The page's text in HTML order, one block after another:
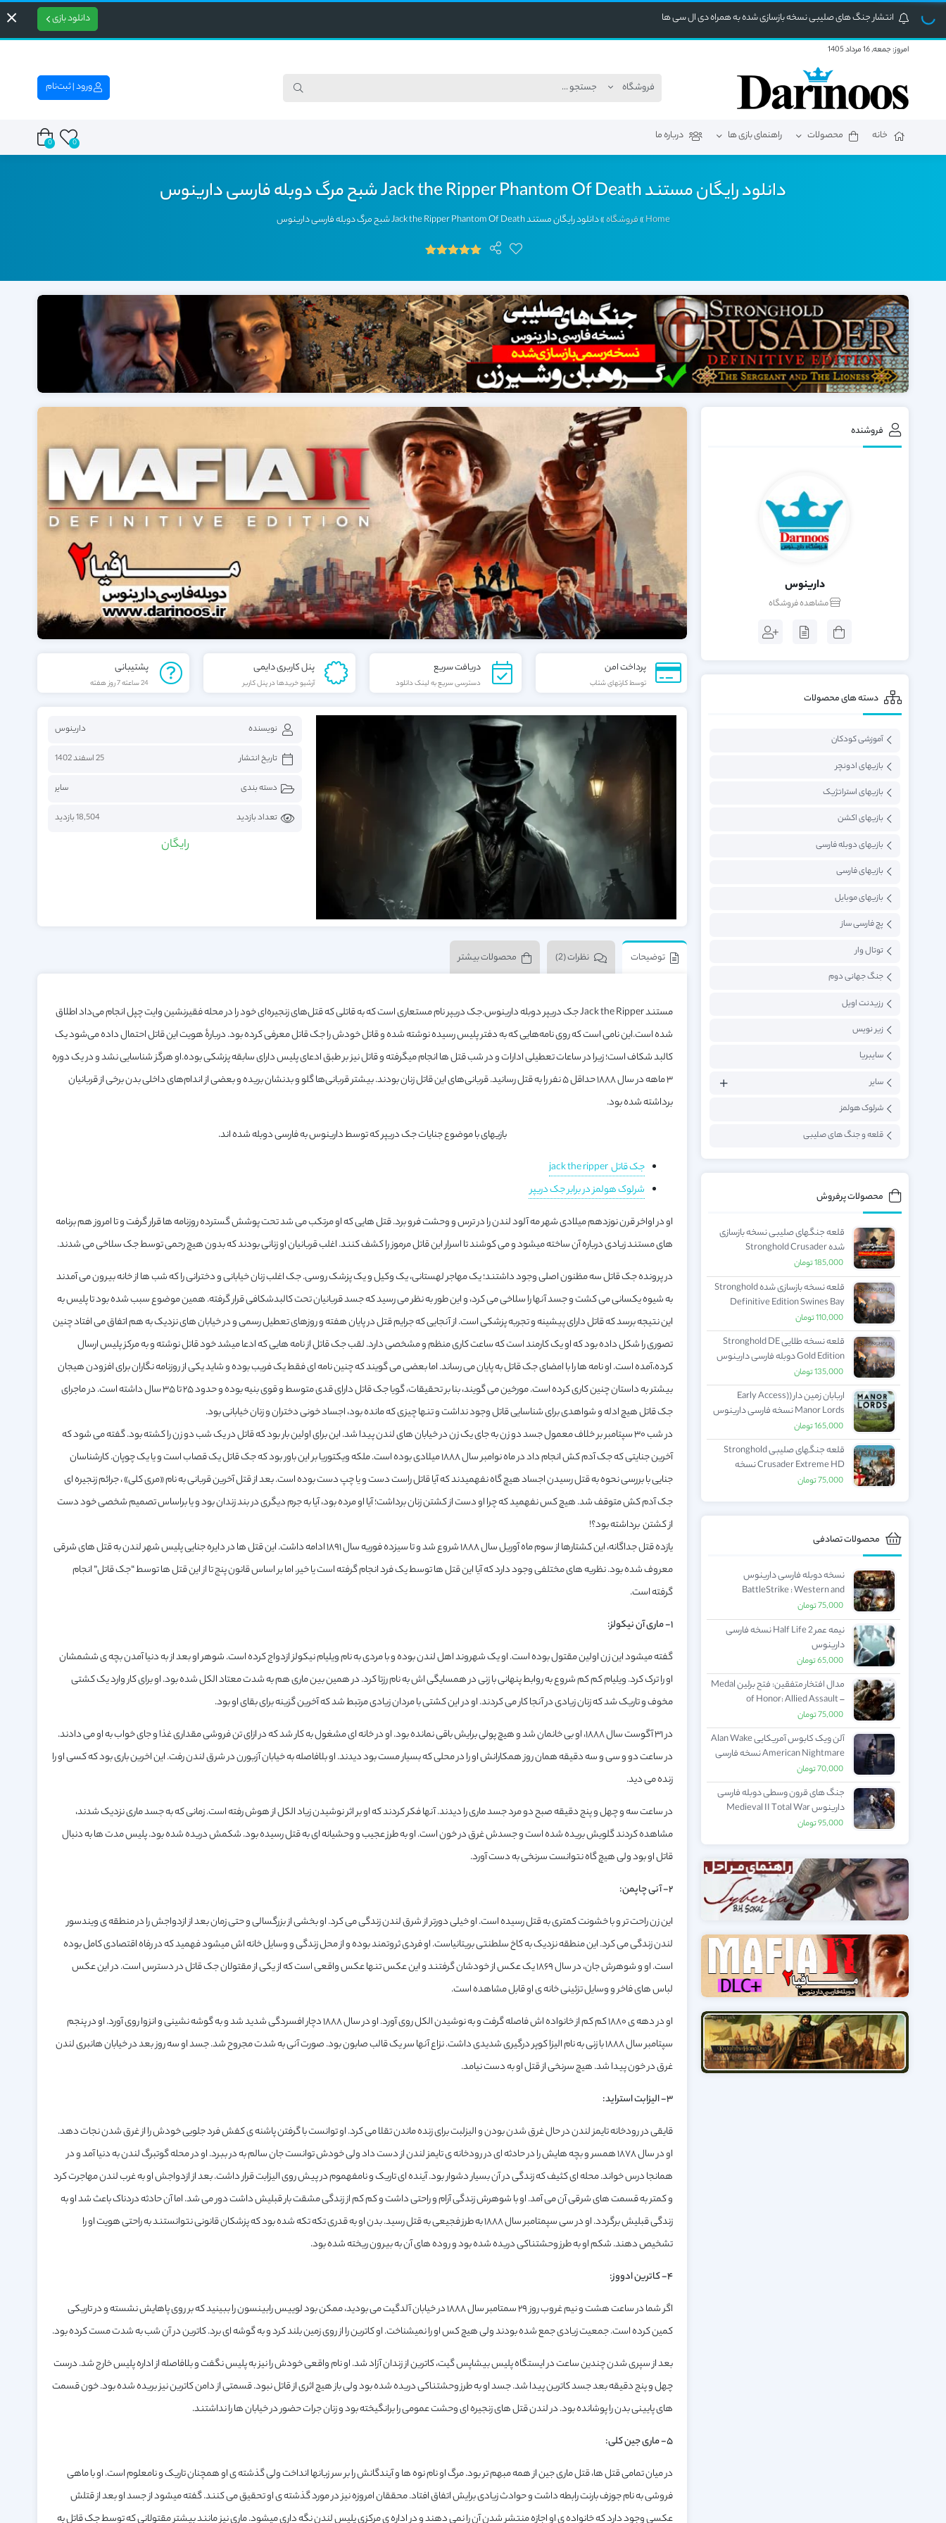
انتشار جنگ های صلیبی نسخه بازسازی شده به همراه دی ال سی ها دانلود بازی
امروز:جمعه, 16 مرداد 1405
ورود | ثبت‌نام
خانه محصولات راهنمای بازی ها درباره ما
0
0
دانلود رایگان مستند Jack the Ripper Phantom Of Death شبح مرگ دوبله فارسی دارینوس
Home
»فروشگاه»دانلود رایگان مستند Jack the Ripper Phantom Of Death شبح مرگ دوبله فارسی دارینوس
پرداخت امن
توسط کارتهای شتاب
دریافت سریع
دسترسی سریع به لینک دانلود
پنل کاربری دایمی
آرشیو خریدها در پنل کاربر
پشتیبانی
24 ساعته 7 روز هفته
نویسنده دارینوس
تاریخ انتشار 25 اسفند 1402
دسته بندی سایر
تعداد بازدید 18,504 بازدید
رایگان
توضیحات نظرات (2) محصولات بیشتر
مستند Jack the Ripper جک دریپر دوبله دارینوس.جک دریپر نام مستعاری است که به قاتلی که قتل‌های زنجیره‌ای خود را در محله فقیرنشین وایت چپل انجام می‌داد اطلاق
شده‌ است.این نامی است که روی نامه‌هایی که به دفتر پلیس رسیده نوشته شده و قاتل خودش را جک قاتل معرفی کرده بود. دربارهٔ هویت این قاتل احتمال داده می‌شود یک
کالبد شکاف است؛ زیرا در ساعات تعطیلی ادارات و در شب قتل ها انجام میگرفته و قاتل نیز بر طبق ادعای پلیس دارای سابقه پزشکی بوده.او هرگز شناسایی نشد و در یک دوره
۳ ماهه در سال ۱۸۸۸ حداقل ۵ نفر را به قتل رسانید. قربانی‌های این قاتل زنان بودند. بیشتر قربانی‌ها گلو و بدنشان بریده و بعضی از اندام‌های داخلی بدن برخی از قربانیان
برداشته شده بود.
بازیهای با موضوع جنایات جک دریپر که توسط دارینوس به فارسی دوبله شده اند.
جک قاتل jack the ripper
شرلوک هولمز در برابر جک دریپر
او در اواخر قرن نوزدهم میلادی شهر مه آلود لندن را در ترس و وحشت فرو برد. قتل هایی که او مرتکب می شد تحت پوشش گسترده روزنامه ها قرار گرفت و تا امروز هم برنامه
های مستند زیادی درباره آن ساخته میشود و می کوشند تا اسرار این قاتل مرموز را کشف کنند. اغلب قربانیان او زنانی بودند که بدون هیچ رحمی توسط جک سلاخی می شدند.
در پرونده جک قاتل سه مظنون اصلی وجود داشتند؛ یک مهاجر لهستانی، یک وکیل و یک پزشک روسی. جک اغلب زنان خیابانی و دخترانی را که شب ها از خانه بیرون می آمدند
به شیوه یکسانی می کشت و جسد آنها را سلاخی می کرد، و این طور به نظر می رسید که جسد قربانیان تحت کالبدشکافی قرار گرفته. همین موضوع سبب شده بود تا پلیس به
این نتیجه برسد که قاتل دارای پیشینه و تجربه پزشکی است. از آنجایی که جرایم قتل در پایان هفته و روزهای تعطیل رسمی و در خیابان های نزدیک به هم اتفاق می افتاد چنین
تصوری را شکل داده بود که او یک کارمند است که ساعت کاری منظم و مشخصی دارد‌. لقب جک قاتل از نامه هایی که ادعا میشد خود قاتل نوشته و به مرکز پلیس ارسال
کرده،آمده است. او نامه ها را با امضای جک قاتل به پایان می رساند. اما بعضی می گویند که چنین نامه ای فقط یک فریب بوده و شاید یکی از روزنامه نگاران برای افزودن هیجان
بیشتر به داستان چنین کاری کرده است. مورخین می گویند، بنا بر تحقیقات، گویا جک قاتل دارای قدی متوسط و قوی بنیه بوده و حدود ۲۵ تا ۳۵ سال داشته است. در ماجرای
جک قاتل هیچ ادله و شواهدی برای شناسایی قاتل وجود نداشت و تنها چیزی که مانده بود، اجساد خونی دختران و زنان خیابانی بود.
در شب ۳۰ سپتامبر بر خلاف معمول جسد دو زن به جای یک زن در خیابان های لندن پیدا شد. این برای اولین بار بود که قاتل در یک شب دو زن را کشته بود. گفته می شود که
آخرین جنایتی که جک آدم کش انجام داد در ماه نوامبر سال ۱۸۸۸ میلادی بوده است. ملکه ویکتوریا بر این باور بود که جک قاتل یک قصاب است و یا یک چوپان. کارشناسان
جنایی با بررسی نحوه به قتل رسیدن اجساد هیچ گاه نفهمیدند که آیا قاتل راست دست و یا چپ دست بوده است. بعد از قتل آخرین قربانی به نام «مری کلی» ، جرائم زنجیره ای
جک آدم کش متوقف شد. هیچ کس نفهمید که چرا او دست از کشتن زنان برداشت؛ آیا او مرده بود، آیا به جرم دیگری در بند زندان بود و یا براساس تصمیم شخصی خود دست
از کشتن برداشته بود؟!
یازده قتل جداگانه، این کشتارها از سوم ماه آوریل سال ۱۸۸۸ شروع شد و تا سیزده فوریه سال ۱۸۹۱ ادامه داشت. این قتل ها در دایره جنایی پلیس شهر لندن به قتل های شرقی
معروف شده بود. نظریه های مختلفی وجود دارد که آیا این قتل ها توسط یک فرد انجام گرفته است یا خیر. اما بر اساس قانون پنج تا از این قتل ها توسط “جک قاتل” انجام
گرفته است.
۱- ماری آن نیکولز:
گفته میشود این زن اولین مقتول بوده است. او یک شهروند اهل لندن بوده و با مردی به نام ویلیام نیکولز ازدواج کرده است. شوهر او بعد از به دنیا آمدن بچه ی ششمشان
او را ترک کرد. ویلیام کم کم شروع به روابط پنهانی با زنی در همسایگی اش به نام رزتا کرد. در همین بین ماری هم به شدت معتاد الکل شده بود. او برای کار وارد یک کشتی
مخوف و تاریک شد که زنان زیادی در آنجا کار می کردند. او در این کشتی با مردان زیادی مرتبط شد که آخرین گزینه برای بقای او بود.
در ۳۱ آگوست سال ۱۸۸۸، او بی خانمان شد و هیچ پولی برایش باقی نمانده بود. او در خانه ای مشغول به کار شد که در ازای تن فروشی مقداری غذا و جای خواب به او می دادند.
در ساعت دو و سی و سه دقیقه همان روز همکارانش او را در محلی که بسیار مست بود دیدند. او بلافاصله به خیابان آزبورن در شرق لندن رفت. این اخرین باری بود که کسی او را
زنده می دید.
در ساعت سه و چهل و پنج دقیقه صبح دو مرد جسد ماری را دیدند. آنها فکر کردند که او بر اثر نوشیدن زیاد الکل از هوش رفته است. زمانی که به جسد ماری نزدیک شدند،
مشاهده کردند گلویش بریده شده است و جسدش غرق در خون است. او به طرز عجیب و وحشیانه ای به قتل رسیده بود. شکمش دریده شده بود. پلیس مدت ها به دنبال
قاتل او بود ولی هیچ گاه نتوانست سرنخی به دست آورد.
۲- آنی چاپمن:
این زن راحت تر و با خشونت کمتری به قتل رسیده است. او خیلی دورتر از شرق لندن زندگی می کرد. او بخشی از بزرگسالی و حتی زمان بعد از ازدواجش را در منطقه ی ویندسور
لندن زندگی می کرد. این منطقه نزدیک به کاخ سلطنتی بریتانیاست. او فردی ثروتمند بوده و از محل زندگی و وسایل خانه اش میشود فهمید که در رفاه اقتصادی کامل بوده
است. او و شوهرش جان، در سال ۱۸۶۹ یک عکس از خودشان گرفتند و این عکس تنها عکس واقعی است که از یکی از مقتولان جک قاتل در دسترس است. در این عکس
لباس های فاخر و وسایل تزئینی خانه ی او قابل مشاهده است.
او در دهه ی ۱۸۸۰ کم کم از خانواده اش فاصله گرفت و به نوشیدن الکل روی آورد. او در سال ۱۸۸۸ دچار افسردگی شدید شد و به گوشه نشینی و انزوا روی آورد. او در پنجم
سپتامبر سال ۱۸۸۸ با زنی به نام الیزا کوپر درگیری شدیدی داشت. نزاع آنها سر یک قالب صابون بود. صورت آنی به شدت مجروح شد. جسد او سه روز بعد در خیابان هانبری لندن
غرق در خون پیدا شد. هیچ سرنخی از قتل او به دست نیامد.
۳- الیزابت استراید:
قایقی در رودخانه تایمز لندن در حال غرق شدن بودن و الیزلبت برای زنده ماندن تقلا می کرد. او توانست با گرفتن پاشنه ی کفش فرد جلویی خودش را از غرق شدن نجات دهد.
او در سال ۱۸۷۸ همسر و بچه هایش را در حادثه ای در رودخانه ی تایمز لندن از دست داد ولی خودش توانست جان سالم به در ببرد. او در محله گوتبرگ لندن به دنیا آمد و در
همانجا درس خواند. محله ای کثیف که زندگی در آن بسیار دشوار بود. آینده ای تاریک و نامفهموم در پیش روی الیزابت قرار داشت. بعد از ازدواجش او به غرب لندن مهاجرت کرد
و کمتر به قسمت های شرقی آن می آمد. او با شوهرش زندگی آرام و راحتی داشت و کم کم از زندگی مشقت بار قبلیش داشت دور می شد. اما آن حادثه دردناک باعث شد او به
زندگی قبلیش برگردد. او در سی سپمتامبر سال ۱۸۸۸ به طرز فجیعی به قتل رسید. بدن او به قدری تکه تکه شده بود که پزشکان قانونی نتوانستند به راحتی هویت او را
تشخیص دهند. شکم او به طرز وحشتناکی دریده شده بود و روده های آن به بیرون ریخته شده بود.
۴- کاترین ادووز:
اگر شما در ساعت هشت و نیم غروب روز ۲۹ سمتامبر سال ۱۸۸۸ در خیابان آلدگیت می بودید، ممکن بود لوییس رابینسون را ببینید که بر روی پاهایش نشسته و در تاریکی
کمین کرده است. جمعیت زیادی جمع شده بودند ولی هیچ کس او را نمیشناخت. او کاترین را از روی زمین بلند کرد و به گوشه ای برد. کاترین در آن شب به شدت مست کرده بود.
بعد از سپری شدن چندین ساعت در ایستگاه پلیس بیشاپس گیت، کاترین از زندان آزاد شد. او نام واقعی خودش را نیز به پلیس نگفت و بلافاصله از اداره پلیس خارج شد. درست
چهل و پنج دقیقه بعد جسد کاترین پیدا شد. جسد او به طرز وحشتناکی دریده شده بود ولی باز هیچ اثری از قاتل نبود. قسمتی از دامن کاترین نیز بریده شده بود. خون قسمت
های پایینی بدن را پوشانده بود. در لندن قتل های زنجیره ای وحشت عمومی را برانگیخته بود و زنان جرات حضور در خیابان ها را نداشتند.
۵- ماری جین کلی:
در میان تمامی قتل ها، قتل ماری جین از همه مبهم تر بود. مرگ او نام نوه ها و آیندگانش را بر سر زبانها انداخت ولی گذشته ی او همچنان تاریک و نامعلوم است. او با ماهی
فروشی به نام جوزف بارنت رابطه داشت و حوادث زیادی برایش اتفاق افتاد. محققان امروزه نیز در مورد گذشته ی او تحقیق می کنند. گفته میشود از جسد او بعد از قتلش
عکسی وجود دارد که خانواده ی او اجازه منتشر شدن آن را نمی دهند و در اداره ی مرکزی پلیس لندن نگه داری میشود. ماری نیز مانند بیشتر مقتولانی که توسط جک قاتل به
فروشنده
دارینوس
مشاهده فروشگاه
دسته های محصولات
آموزشی کودکان
بازیهای ادونچر
بازیهای استراتژیک
بازیهای اکشن
بازیهای دوبله فارسی
بازیهای فارسی
بازیهای موبایل
پچ فارسی ساز
توتال وار
جنگ جهانی دوم
رزیدنت اویل
زیر نویس
سایبریا
سایر
شرلوک هولمز
قلعه و جنگ های صلیبی
محصولات پرفروش
قلعه جنگهای صلیبی نسخه بازسازی
شده Stronghold Crusader
دارینوس
185,000تومان
قلعه نسخه بازسازی شده Stronghold
Definitive Edition Swines Bay
دوبله فارسی دارینوس
110,000تومان
قلعه نسخه طلایی Stronghold DE
Gold Edition دوبله فارسی دارینوس
135,000تومان
اربابان زمین دار (Early Access)
Manor Lords نسخه فارسی دارینوس
165,000تومان
قلعه جنگهای صلیبی Stronghold
Crusader Extreme HD نسخه
فارسی دارینوس
75,000تومان
محصولات تصادفی
نسخه دوبله فارسی دارینوس
BattleStrike : Western and
Eastern Front
75,000تومان
نیمه عمر Half Life 2 نسخه فارسی
دارینوس
65,000تومان
مدال افتخار متفقین: فتح برلین Medal
of Honor: Allied Assault –
Spearhead نسخه فارسی دارینوس
75,000تومان
آلن ویک کابوس آمریکایی Alan Wake
American Nightmare نسخه فارسی
دارینوس
70,000تومان
جنگ های قرون وسطی دوبله فارسی
دارینوس Medieval II Total War
Kingdoms + The Third Age Total
95,000تومان